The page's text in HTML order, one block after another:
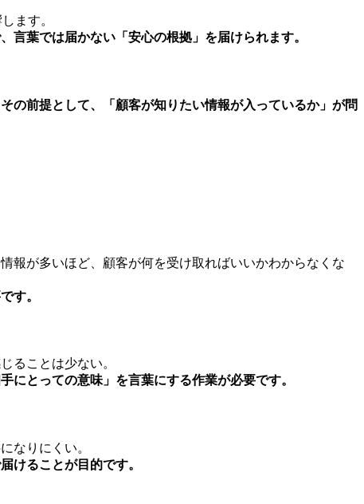
ます。
言葉では届かない「安心の根拠」を届けられます。
の前提として、「顧客が知りたい情報が入っているか」が問
報が多いほど、顧客が何を受け取ればいいかわからなくな
す。
ることは少ない。
にとっての意味」を言葉にする作業が必要です。
なりにくい。
けることが目的です。